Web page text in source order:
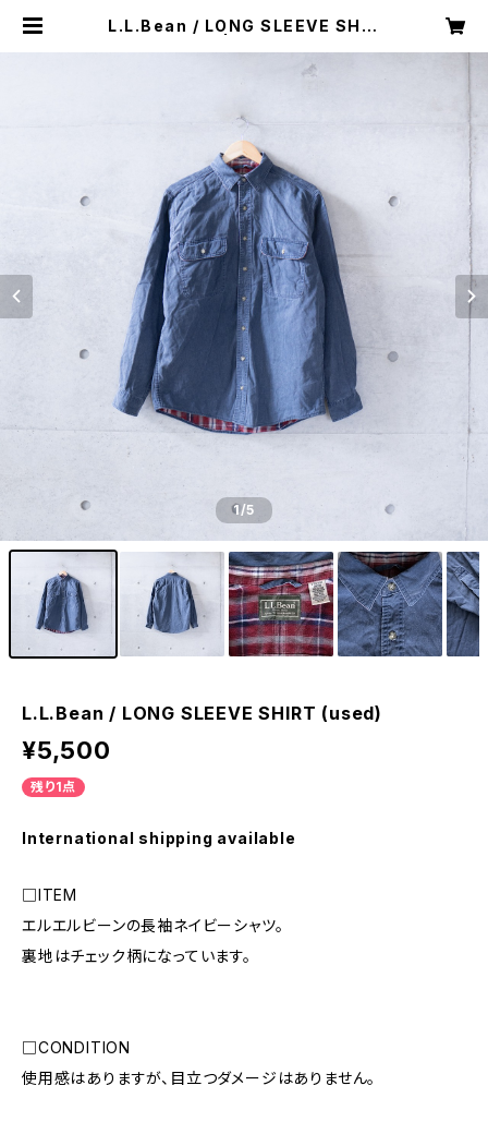
L.L.Bean / LONG SLEEVE SHIR
1/5
L.L.Bean / LONG SLEEVE SHIRT (used)
¥5,500
残り1点
International shipping available
□ITEM
エルエルビーンの長袖ネイビーシャツ。
裏地はチェック柄になっています。
□CONDITION
使用感はありますが、目立つダメージはありません。